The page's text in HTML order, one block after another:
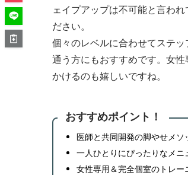
ェイプアップは不可能と言わ
ださい。
個々のレベルに合わせてステ
通う方にもおすすめです。女
かけるのも嬉しいですね。
おすすめポイント！
医師と共同開発の脚やせメソ
一人ひとりにぴったりなメニ
女性専用＆完全個室のトレー